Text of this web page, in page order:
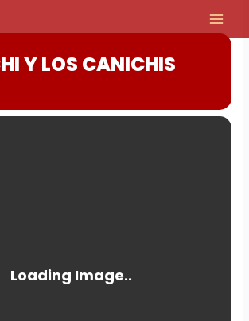
Main
Y LOS CANICHIS